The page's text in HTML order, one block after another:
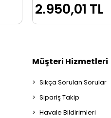
2.950,01 TL
Müşteri Hizmetleri
Sıkça Sorulan Sorular
Sipariş Takip
Havale Bildirimleri